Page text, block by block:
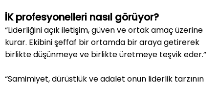
İK profesyonelleri nasıl görüyor?
“Liderliğini açık iletişim, güven ve ortak amaç üzerine
kurar. Ekibini şeffaf bir ortamda bir araya getirerek
birlikte düşünmeye ve birlikte üretmeye teşvik eder.”
“Samimiyet, dürüstlük ve adalet onun liderlik tarzının